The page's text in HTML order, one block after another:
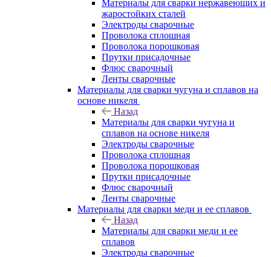
Материалы для сварки нержавеющих и
жаростойких сталей
Электроды сварочные
Проволока сплошная
Проволока порошковая
Прутки присадочные
Флюс сварочный
Ленты сварочные
Материалы для сварки чугуна и сплавов на
основе никеля
Назад
Материалы для сварки чугуна и
сплавов на основе никеля
Электроды сварочные
Проволока сплошная
Проволока порошковая
Прутки присадочные
Флюс сварочный
Ленты сварочные
Материалы для сварки меди и ее сплавов
Назад
Материалы для сварки меди и ее
сплавов
Электроды сварочные